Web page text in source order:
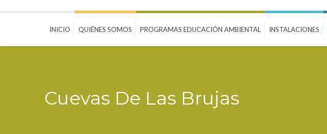
INICIO QUIÉNES SOMOS PROGRAMAS EDUCACIÓN AMBIENTAL INSTALACIONES
Cuevas De Las Brujas